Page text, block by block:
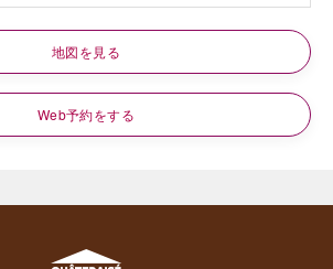
地図を見る
Web予約をする